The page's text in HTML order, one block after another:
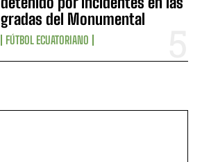
gradas del Monumental
FÚTBOL ECUATORIANO